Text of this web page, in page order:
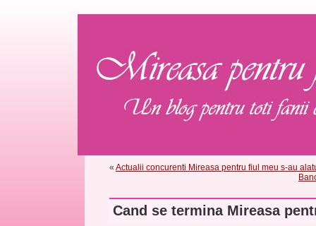
« Actualii concurenti Mireasa pentru fiul meu s-au
Cand se termina Mireasa